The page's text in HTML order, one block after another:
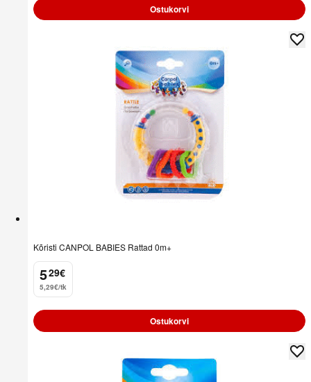
Ostukorvi
Kõristi CANPOL BABIES Rattad 0m+
5
. 29€
5,29€/tk
Ostukorvi